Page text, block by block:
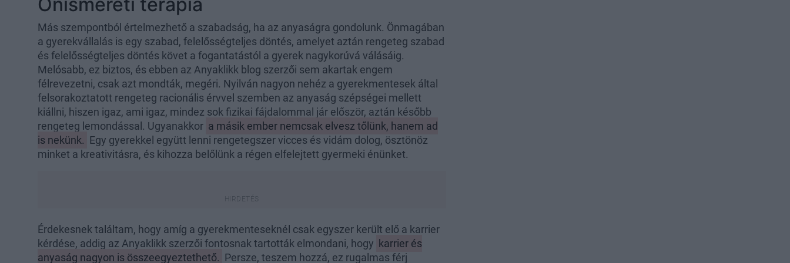
Más szempontból értelmezhető a szabadság, ha az anyaságra gondolunk. Önmagában
a gyerekvállalás is egy szabad, felelősségteljes döntés, amelyet aztán rengeteg szabad
és felelősségteljes döntés követ a fogantatástól a gyerek nagykorúvá válásáig.
Melósabb, ez biztos, és ebben az Anyaklikk blog szerzői sem akartak engem
félrevezetni, csak azt mondták, megéri. Nyilván nagyon nehéz a gyerekmentesek által
felsorakoztatott rengeteg racionális érvvel szemben az anyaság szépségei mellett
kiállni, hiszen igaz, ami igaz, mindez sok fizikai fájdalommal jár először, aztán később
rengeteg lemondással. Ugyanakkor a másik ember nemcsak elvesz tőlünk, hanem ad
is nekünk. Egy gyerekkel együtt lenni rengetegszer vicces és vidám dolog, ösztönöz
minket a kreativitásra, és kihozza belőlünk a régen elfelejtett gyermeki énünket.
Érdekesnek találtam, hogy amíg a gyerekmenteseknél csak egyszer került elő a karrier
kérdése, addig az Anyaklikk szerzői fontosnak tartották elmondani, hogy karrier és
anyaság nagyon is összeegyeztethető. Persze, teszem hozzá, ez rugalmas férj